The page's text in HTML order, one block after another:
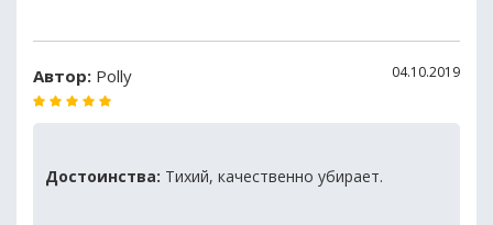
Автор: Polly 04.10.2019
Достоинства: Тихий, качественно убирает.